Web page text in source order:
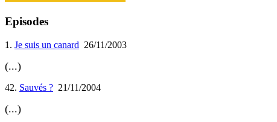
Episodes
1. Je suis un canard 26/11/2003
(...)
42. Sauvés ? 21/11/2004
(...)